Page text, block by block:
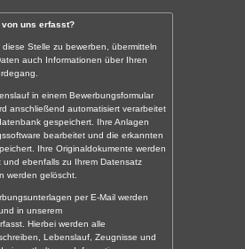
von uns erfasst?
Stelle zu bewerben, übermitteln
auch Informationen über Ihren
in einem Bewerbungsformular
anschließend automatisiert verarbeitet
gespeichert. Ihre Anlagen
bearbeitet und die erkannten
Ihre Originaldokumente werden
und ebenfalls zu Ihrem Datensatz
werden gelöscht.
per E-Mail werden
in unserem
Hierbei werden alle
Lebenslauf, Zeugnisse und